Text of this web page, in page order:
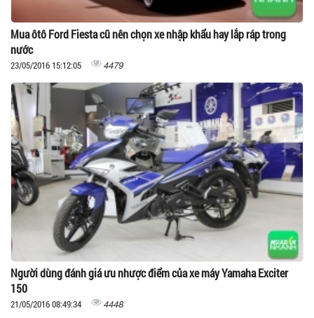
Mua ôtô Ford Fiesta cũ nên chọn xe nhập khẩu hay lắp ráp trong
nước
23/05/2016 15:12:05 4479
Người dùng đánh giá ưu nhược điểm của xe máy Yamaha Exciter
150
21/05/2016 08:49:34 4448